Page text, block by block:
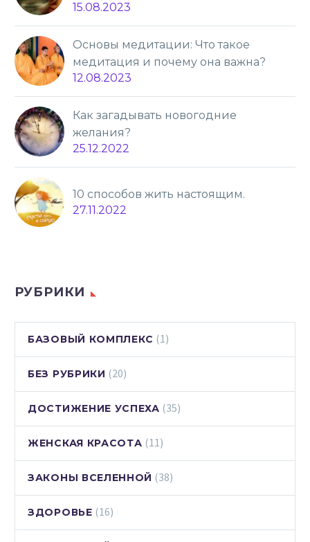
15.08.2023
Основы медитации: Что такое
медитация и почему она важна?
12.08.2023
Как загадывать новогодние
желания?
25.12.2022
10 способов жить настоящим.
27.11.2022
РУБРИКИ
БАЗОВЫЙ КОМПЛЕКС (1)
БЕЗ РУБРИКИ (20)
ДОСТИЖЕНИЕ УСПЕХА (35)
ЖЕНСКАЯ КРАСОТА (11)
ЗАКОНЫ ВСЕЛЕННОЙ (38)
ЗДОРОВЬЕ (16)